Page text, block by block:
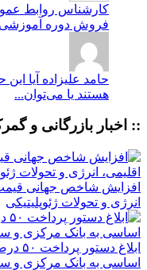
کارشناس روابط
فروش دوره
حامد علیزاده آیا
هستند یا می‌توان...
:: اخبار بازرگانی و
افزایش شاخص جهانی قیمت
انرژی و تحولات ژئوپلیتیکی
اساسی به بانک مرکزی و